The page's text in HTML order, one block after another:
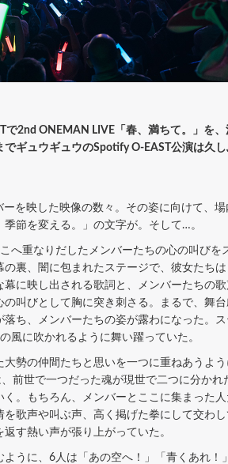
2nd ONEMAN LIVE「春、満ちて。」を
ギュウギュウのSpotify O-EAST公演は久
を映した映像の数々。その姿に向けて、
節を変える。」の文字が。そして…。
へ重なりだしたメンバーたちの心の叫び
の裏、闇に包まれたステージで、彼女た
に映し出される歌詞と、メンバーたちの
叫びとして胸に突き刺さる。まるで、舞
ち、メンバーたちの姿が露わになった。
風に吹かれるように舞い躍っていた。
勢の仲間たちと思いを一つに重ねあうよ
前世で一つだった魂が現世で二つに分か
。もちろん、メンバーとここに集まった
歌声や叫ぶ声、高く掲げた拳にして交わ
す熱い声が張り上がっていた。
うに、6人は「あの空へ！」「青くあれ